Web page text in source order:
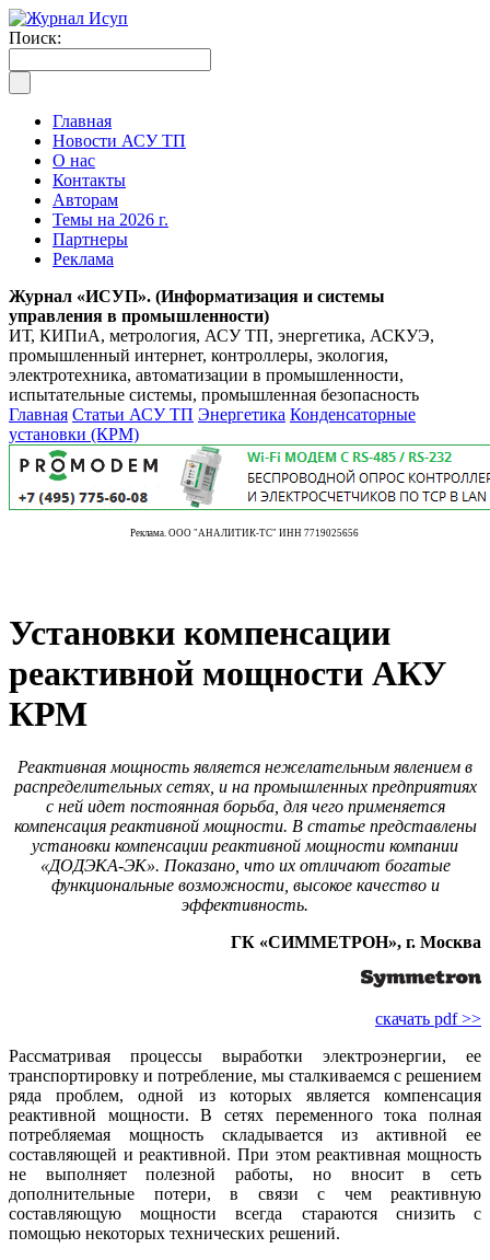
Поиск:
Главная
Новости АСУ ТП
О нас
Контакты
Авторам
Темы на 2026 г.
Партнеры
Реклама
Журнал «ИСУП». (Информатизация и системы
управления в промышленности)
ИТ, КИПиА, метрология, АСУ ТП, энергетика, АСКУЭ,
промышленный интернет, контроллеры, экология,
электротехника, автоматизации в промышленности,
испытательные системы, промышленная безопасность
Главная Статьи АСУ ТП Энергетика Конденсаторные
установки (КРМ)
Реклама. ООО "АНАЛИТИК-ТС" ИНН 7719025656
Установки компенсации
реактивной мощности АКУ
КРМ
Реактивная мощность является нежелательным явлением в
распределительных сетях, и на промышленных предприятиях
с ней идет постоянная борьба, для чего применяется
компенсация реактивной мощности. В статье представлены
установки компенсации реактивной мощности компании
«ДОДЭКА-ЭК». Показано, что их отличают богатые
функциональные возможности, высокое качество и
эффективность.
ГК «СИММЕТРОН», г. Москва
скачать pdf >>
Рассматривая процессы выработки электроэнергии, ее
транспортировку и потребление, мы сталкиваемся с решением
ряда проблем, одной из которых является компенсация
реактивной мощности. В сетях переменного тока полная
потребляемая мощность складывается из активной ее
составляющей и реактивной. При этом реактивная мощность
не выполняет полезной работы, но вносит в сеть
дополнительные потери, в связи с чем реактивную
составляющую мощности всегда стараются снизить с
помощью некоторых технических решений.